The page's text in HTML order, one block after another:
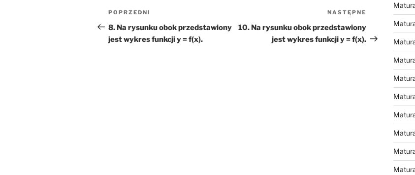
Nawigacja
wpisu
Poprzedni
wpis
POPRZEDNI
8. Na rysunku obok przedstawiony
jest wykres funkcji y = f(x).
Następny
wpis
NASTĘPNE
10. Na rysunku obok przedstawiony
jest wykres funkcji y = f(x).